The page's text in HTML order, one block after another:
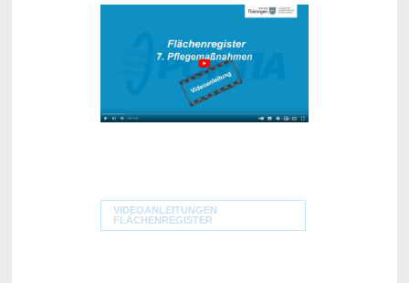
VIDEOANLEITUNGEN
FLÄCHENREGISTER